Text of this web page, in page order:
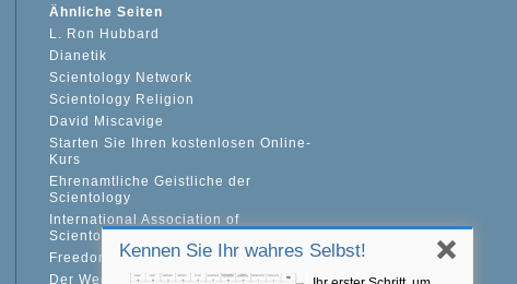
Kennen Sie Ihr wahres Selbst!
Ähnliche Seiten
L. Ron Hubbard
Dianetik
Scientology Network
Scientology Religion
David Miscavige
Starten Sie Ihren kostenlosen Online-
Kurs
Ehrenamtliche Geistliche der
Scientology
International Association of
Scientologists
Freedom Magazine
Der Weg zum Glücklichsein